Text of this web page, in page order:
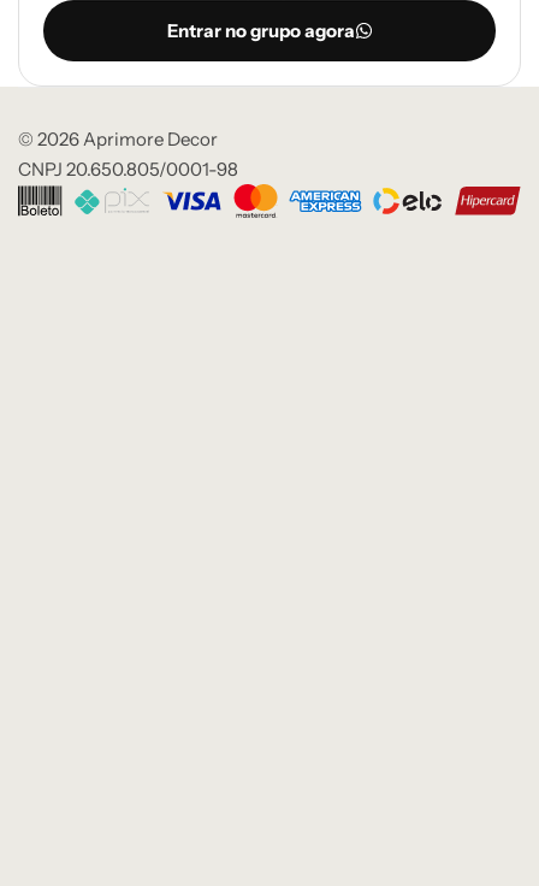
Entrar no grupo agora
© 2026 Aprimore Decor
CNPJ 20.650.805/0001-98